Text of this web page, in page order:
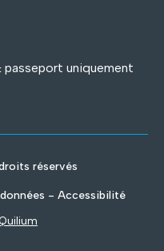
uniquement
réservés
- Accessibilité